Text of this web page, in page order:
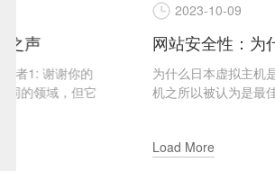
为什么日本虚拟主机是最佳选择？,,,回答
机之所以被认为是最佳选择，是因为它